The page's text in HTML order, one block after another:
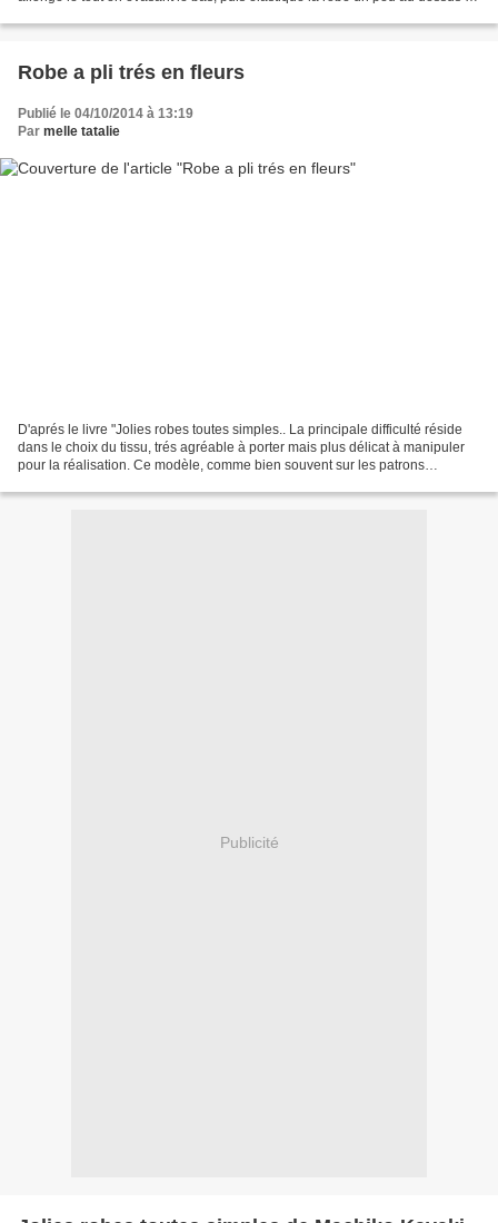
Robe a pli trés en fleurs
Publié le 04/10/2014 à 13:19
Par melle tatalie
D'aprés le livre "Jolies robes toutes simples.. La principale difficulté réside
dans le choix du tissu, trés agréable à porter mais plus délicat à manipuler
pour la réalisation. Ce modèle, comme bien souvent sur les patrons
Publicité